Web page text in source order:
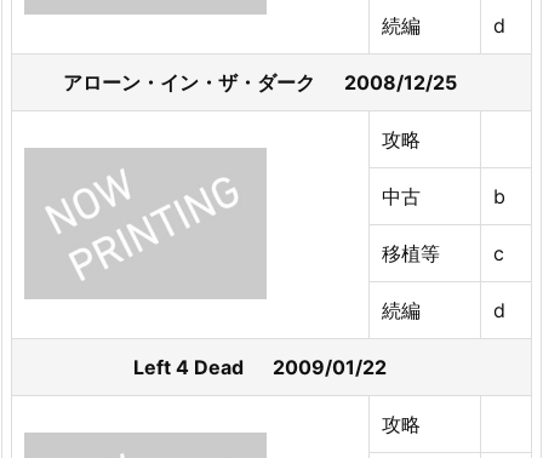
続編 d
アローン・イン・ザ・ダーク 2008/12/25
攻略
中古 b
移植等 c
続編 d
Left 4 Dead 2009/01/22
攻略